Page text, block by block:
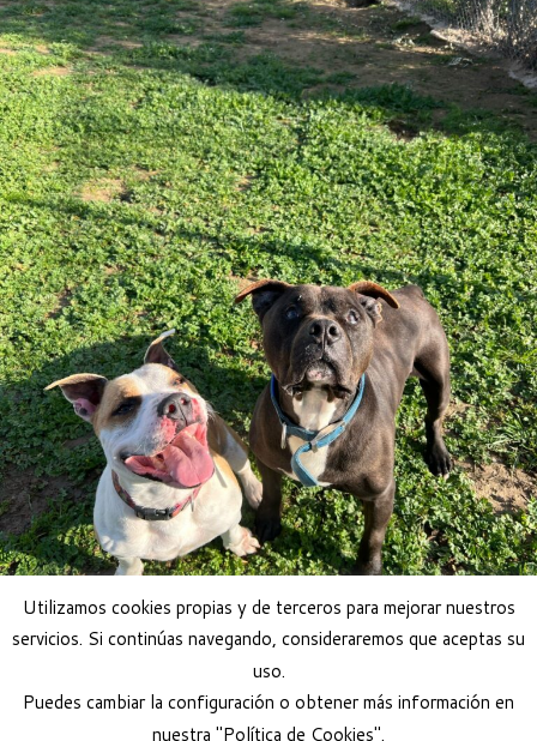
Adoptar perro
Utilizamos cookies propias y de terceros para mejorar nuestros
servicios. Si continúas navegando, consideraremos que aceptas su
uso.
Puedes cambiar la configuración o obtener más información en
nuestra "Política de Cookies".